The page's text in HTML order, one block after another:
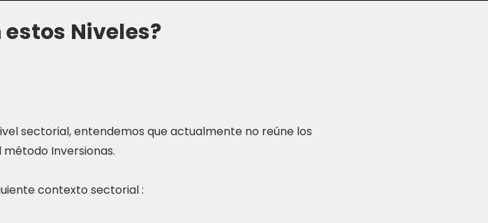
Niveles?
sectorial, entendemos que actualmente no reúne los
Inversionas.
contexto sectorial :